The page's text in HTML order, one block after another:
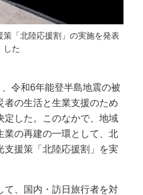
「北陸応援割」の実施を発表
した
令和6年能登半島地震の被
者の生活と生業支援のため
定した。このなかで、地域
業の再建の一環として、北
支援策「北陸応援割」を実
、国内・訪日旅行者を対